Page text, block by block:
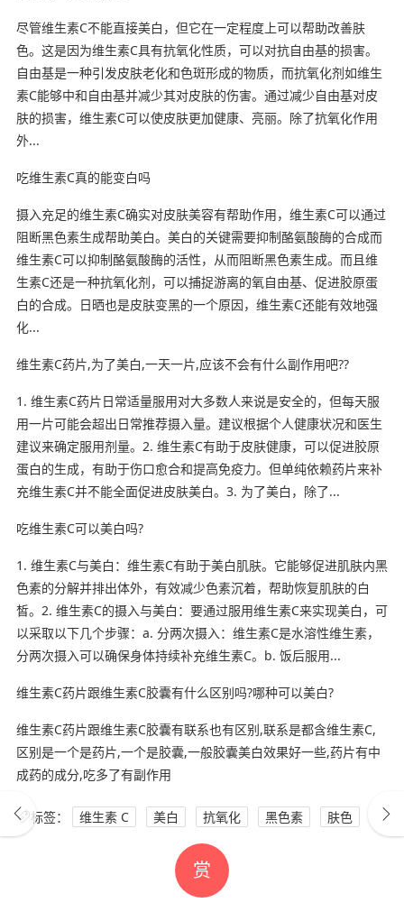
尽管维生素C不能直接美白，但它在一定程度上可以帮助改善肤
色。这是因为维生素C具有抗氧化性质，可以对抗自由基的损害。
自由基是一种引发皮肤老化和色斑形成的物质，而抗氧化剂如维生
素C能够中和自由基并减少其对皮肤的伤害。通过减少自由基对皮
肤的损害，维生素C可以使皮肤更加健康、亮丽。除了抗氧化作用
外...
吃维生素C真的能变白吗
摄入充足的维生素C确实对皮肤美容有帮助作用，维生素C可以通过
阻断黑色素生成帮助美白。美白的关键需要抑制酪氨酸酶的合成而
维生素C可以抑制酪氨酸酶的活性，从而阻断黑色素生成。而且维
生素C还是一种抗氧化剂，可以捕捉游离的氧自由基、促进胶原蛋
白的合成。日晒也是皮肤变黑的一个原因，维生素C还能有效地强
化...
维生素C药片,为了美白,一天一片,应该不会有什么副作用吧??
1. 维生素C药片日常适量服用对大多数人来说是安全的，但每天服
用一片可能会超出日常推荐摄入量。建议根据个人健康状况和医生
建议来确定服用剂量。2. 维生素C有助于皮肤健康，可以促进胶原
蛋白的生成，有助于伤口愈合和提高免疫力。但单纯依赖药片来补
充维生素C并不能全面促进皮肤美白。3. 为了美白，除了...
吃维生素C可以美白吗?
1. 维生素C与美白：维生素C有助于美白肌肤。它能够促进肌肤内黑
色素的分解并排出体外，有效减少色素沉着，帮助恢复肌肤的白
皙。2. 维生素C的摄入与美白：要通过服用维生素C来实现美白，可
以采取以下几个步骤：a. 分两次摄入：维生素C是水溶性维生素，
分两次摄入可以确保身体持续补充维生素C。b. 饭后服用...
维生素C药片跟维生素C胶囊有什么区别吗?哪种可以美白?
维生素C药片跟维生素C胶囊有联系也有区别,联系是都含维生素C,
区别是一个是药片,一个是胶囊,一般胶囊美白效果好一些,药片有中
成药的成分,吃多了有副作用
标签： 维生素 C 美白 抗氧化 黑色素 肤色
赏